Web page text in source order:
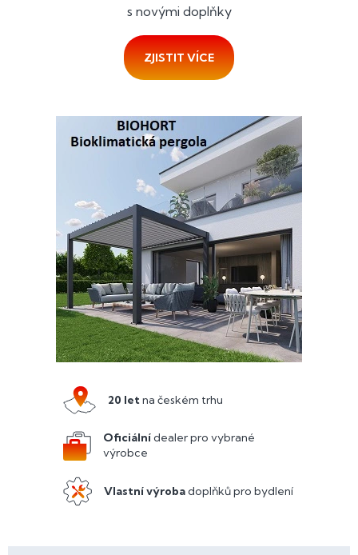
s novými doplňky
ZJISTIT VÍCE
20 letna českém trhu
Oficiálnídealer pro vybrané
výrobce
Vlastní výrobadoplňků pro bydlení